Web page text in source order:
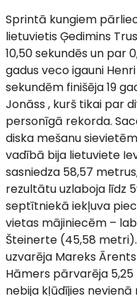
Sprintā kungiem
lietuvietis Ģedimins
10,50 sekundēs un par
gadus veco igauni
sekundēm finišēja 19
Jonāss , kurš tikai par
personīgā rekorda.
diska mešanu
vadībā bija lietuviete
sasniedza 58,57
rezultātu uzlaboja līdz
septītniekā iekļuva
vietas mājiniecēm –
Šteinerte (45,58
uzvarēja Mareks Ārents
Hāmers pārvarēja
nebija kļūdījies